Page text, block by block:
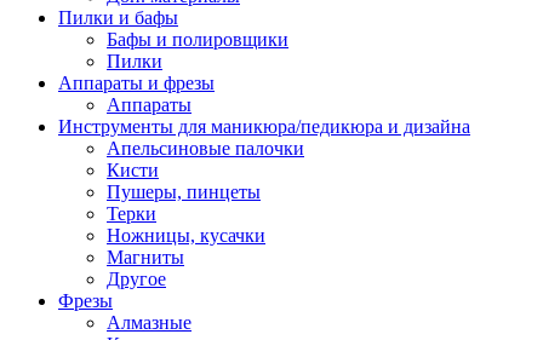
Пилки и бафы
Бафы и полировщики
Пилки
Аппараты и фрезы
Аппараты
Инструменты для маникюра/педикюра и дизайна
Апельсиновые палочки
Кисти
Пушеры, пинцеты
Терки
Ножницы, кусачки
Магниты
Другое
Фрезы
Алмазные